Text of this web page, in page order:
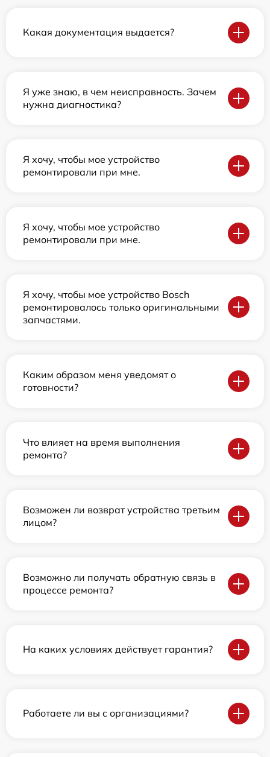
Какая документация выдается?
Я уже знаю, в чем неисправность. Зачем
нужна диагностика?
Я хочу, чтобы мое устройство
ремонтировали при мне.
Я хочу, чтобы мое устройство
ремонтировали при мне.
Я хочу, чтобы мое устройство Bosch
ремонтировалось только оригинальными
запчастями.
Каким образом меня уведомят о
готовности?
Что влияет на время выполнения
ремонта?
Возможен ли возврат устройства третьим
лицом?
Возможно ли получать обратную связь в
процессе ремонта?
На каких условиях действует гарантия?
Работаете ли вы с организациями?